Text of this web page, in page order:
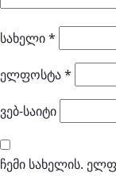
სახელი*
ელფოსტა*
ვებ-საიტი
ჩემი სახელის.